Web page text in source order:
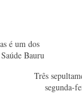
é um dos
Bauru
Três
segunda-